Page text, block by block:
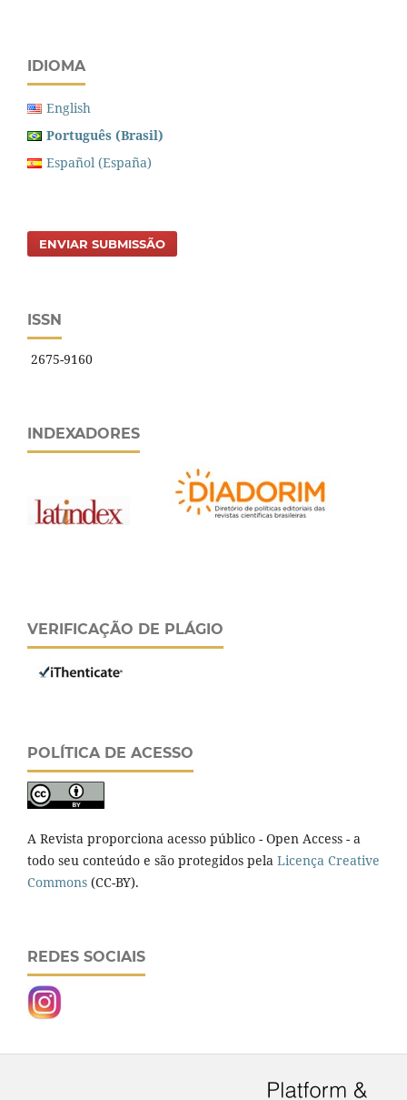
IDIOMA
English
Português (Brasil)
Español (España)
ENVIAR SUBMISSÃO
ISSN
2675-9160
INDEXADORES
VERIFICAÇÃO DE PLÁGIO
POLÍTICA DE ACESSO
A Revista proporciona acesso público - Open Access - a
todo seu conteúdo e são protegidos pela Licença Creative
Commons (CC-BY).
REDES SOCIAIS